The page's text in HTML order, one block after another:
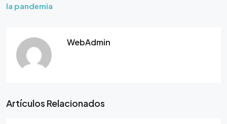
la pandemia
WebAdmin
Artículos Relacionados